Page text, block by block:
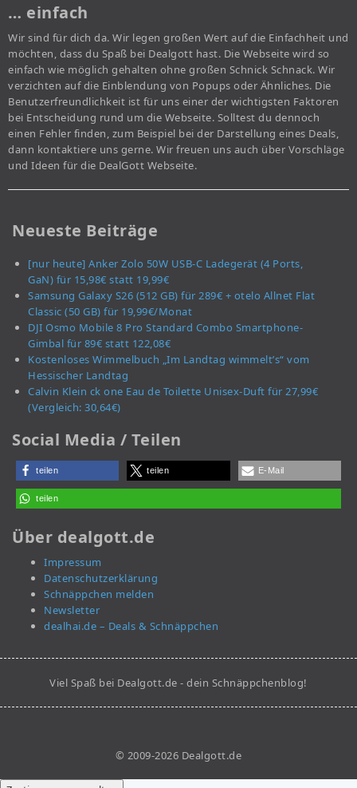
… einfach
Wir sind für dich da. Wir legen großen Wert auf die Einfachheit und
möchten, dass du Spaß bei Dealgott hast. Die Webseite wird so
einfach wie möglich gehalten ohne großen Schnick Schnack. Wir
verzichten auf die Einblendung von Popups oder Ähnliches. Die
Benutzerfreundlichkeit ist für uns einer der wichtigsten Faktoren
bei Entscheidung rund um die Webseite. Solltest du dennoch
einen Fehler finden, zum Beispiel bei der Darstellung eines Deals,
dann kontaktiere uns gerne. Wir freuen uns auch über Vorschläge
und Ideen für die DealGott Webseite.
Neueste Beiträge
[nur heute] Anker Zolo 50W USB-C Ladegerät (4 Ports,
GaN) für 15,98€ statt 19,99€
Samsung Galaxy S26 (512 GB) für 289€ + otelo Allnet Flat
Classic (50 GB) für 19,99€/Monat
DJI Osmo Mobile 8 Pro Standard Combo Smartphone-
Gimbal für 89€ statt 122,08€
Kostenloses Wimmelbuch „Im Landtag wimmelt’s“ vom
Hessischer Landtag
Calvin Klein ck one Eau de Toilette Unisex-Duft für 27,99€
(Vergleich: 30,64€)
Social Media / Teilen
teilen teilen E-Mail
teilen
Über dealgott.de
Impressum
Datenschutzerklärung
Schnäppchen melden
Newsletter
dealhai.de – Deals & Schnäppchen
Viel Spaß bei Dealgott.de - dein Schnäppchenblog!
© 2009-2026 Dealgott.de